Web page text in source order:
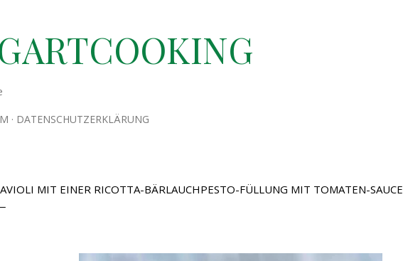
DATENSCHUTZERKLÄRUNG
MIT EINER RICOTTA-BÄRLAUCHPESTO-FÜLLUNG MIT TOMATEN-SAUCE